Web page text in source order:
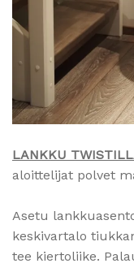
LANKKU
aloittelijat polvet
Asetu
keskivartalo
tee kiertoliike.